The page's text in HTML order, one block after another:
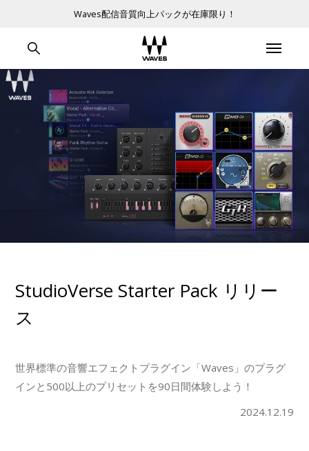
Waves配信音質向上パックが在庫限り！
StudioVerse Starter Pack リリー
ス
世界標準の音響エフェクトプラグイン「Waves」のプラグ
インと500以上のプリセットを90日間体験しよう！
2024.12.19